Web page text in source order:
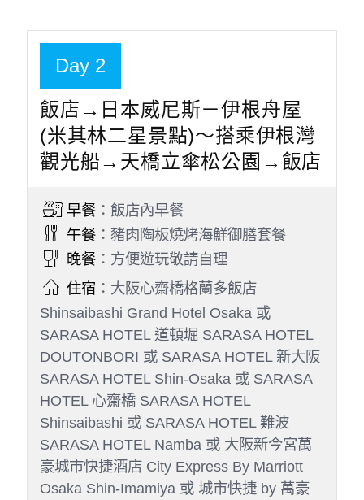
需算佔床團費。
貼心提醒
今日飛往日本關西空港，飛行時間：（２小時５０
分鐘）
鐘）飯店
因應國際SDGs永續發展趨勢，並落實節能減碳及
環境友善理念，本行程不提供瓶裝礦泉水。旅途中
入住的日本飯店，多數皆使用可直接飲用的自來
水，旅客可安心取用，亦建議出門自行攜帶保溫瓶
或環保杯，多數飯店或餐廳備有冷熱飲水設備，便
於自行裝水使用。此外，為降低水電與清潔資源耗
用，連續住宿期間將不提供每日完整房務清掃，僅
進行基本清理（如：倒垃圾、更換毛巾）。感謝您
的理解與配合，也讓我們一同為守護地球盡一份心
力。
Day 2